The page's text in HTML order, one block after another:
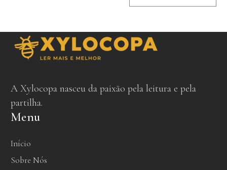
A Xylocopa nasceu da paixão pela leitura e pela
partilha.
Menu
Início
Sobre Nós